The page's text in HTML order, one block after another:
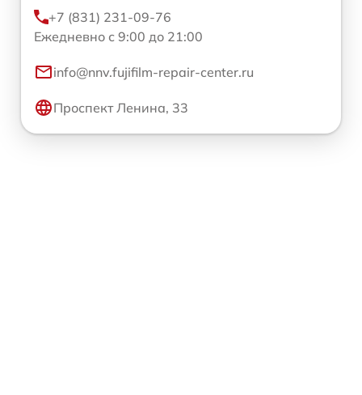
+7 (831) 231-09-76
Ежедневно с 9:00 до 21:00
info@nnv.fujifilm-repair-center.ru
Проспект Ленина, 33